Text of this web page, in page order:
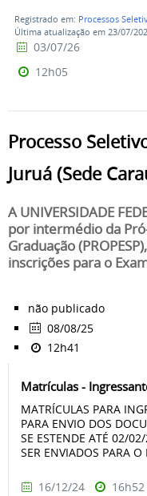
Registrado em: Processos
Última atualização em 23/07/
03/07/26
12h05
Processo
Juruá (Sede
A UNIVERSIDADE
por intermédio da
Graduação
inscrições para o
não publicado
08/08/25
12h41
Matrículas -
MATRÍCULAS PARA
PARA ENVIO DOS
SE ESTENDE ATÉ 02/
SER ENVIADOS PARA O
16/12/24 16h52